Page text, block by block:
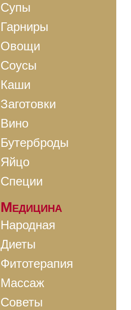
Супы
Гарниры
Овощи
Соусы
Каши
Заготовки
Вино
Бутерброды
Яйцо
Специи
Медицина
Народная
Диеты
Фитотерапия
Массаж
Советы